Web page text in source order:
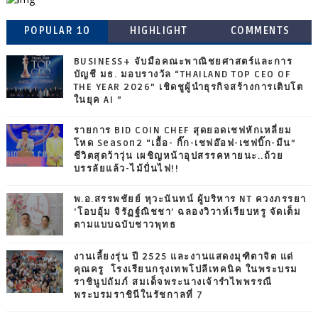
POPULAR 10 HIGHLIGHT COMMENTS
BUSINESS+ จับมือคณะพาณิชยศาสตร์และการ
บัญชี มธ. มอบรางวัล “THAILAND TOP CEO OF
THE YEAR 2026” เชิดชูผู้นำธุรกิจสร้างการเติบโต
ในยุค AI ”
รายการ BID COIN CHEF สุดยอดเชฟหักเหลี่ยม
โหด Season2 “เอื้อ- กิ๊ก-เชฟอ๊อฟ-เชฟบิ๊ก-มีน”
ชีวิตสุดว้าวุ่น เผชิญหน้าอุปสรรคหายนะ..ถ้วย
บรรลัยแล้ว-ไม้ปั่นไฟ!!
พ.อ.สรรพชัยย์ หุวะนันทน์ ผู้บริหาร NT ควงภรรยา
‘โอบอุ้ม จิรัฏฐ์ณิชชา’ ฉลองวิวาห์เรียบหรู จัดเต็ม
ตามแบบฉบับชาวพุทธ
งานเลี้ยงรุ่น ปี 2525 และงานแสดงมุฑิตาจิต แด่
คุณครู โรงเรียนกรุงเทพโปลีเทคนิค ในพระบรม
ราชินูปถัมภ์ สมเด็จพระนางเจ้ารำไพพรรณี
พระบรมราชินีในรัชกาลที่ 7